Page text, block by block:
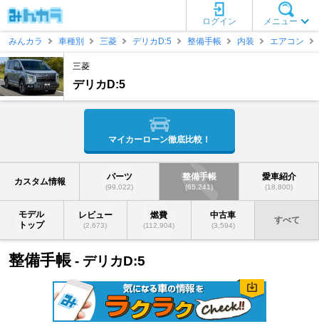
メニュー
ログイン
みんカラ
車種別 三菱 デリカD:5 整備手帳 内装 エアコン
三菱
デリカD:5
マイカーローン徹底比較！
カスタム情報 パーツ
(99,022)
整備手帳
(65,241)
愛車紹介
(18,800)
モデル
トップ
レビュー
(2,673)
燃費
(112,904)
中古車
(3,594)
すべて
整備手帳 - デリカD:5